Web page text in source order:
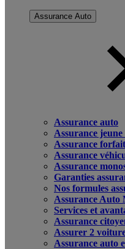
Assurance Auto
Assurance auto
Assurance
Assurance
Assurance
Assurance
Garanties
Nos formules
Assurance Auto
Services et
Assurance
Assurer 2
Assurance auto